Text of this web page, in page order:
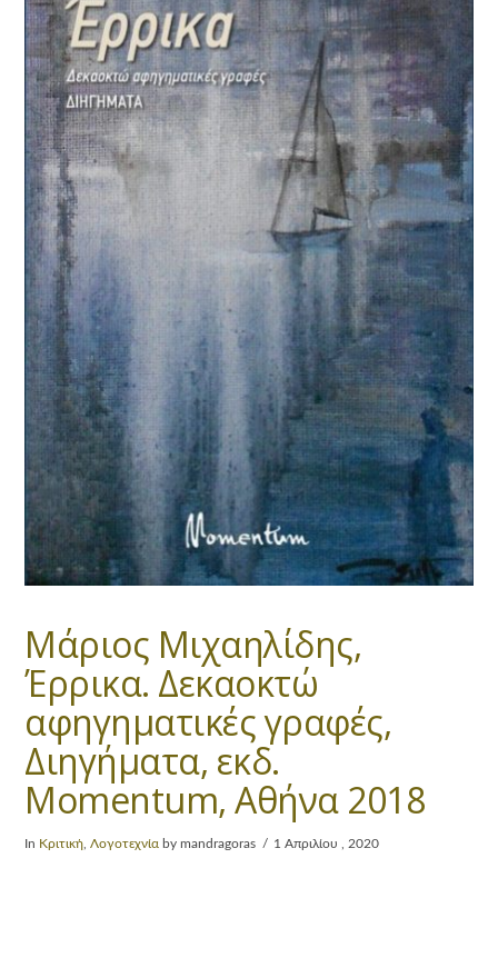
Μάριος Μιχαηλίδης,
Έρρικα. Δεκαοκτώ
αφηγηματικές γραφές,
Διηγήματα, εκδ.
Momentum, Αθήνα 2018
In Κριτική ,Λογοτεχνία by mandragoras 1 Απριλίου , 2020